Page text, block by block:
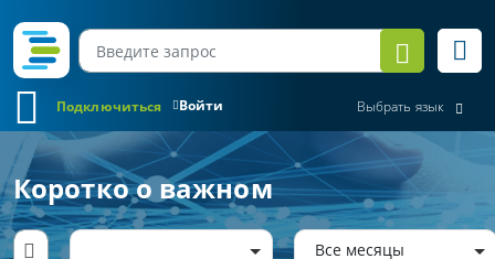
Войти
Подключиться Выбрать язык
Коротко о важном
Все месяцы